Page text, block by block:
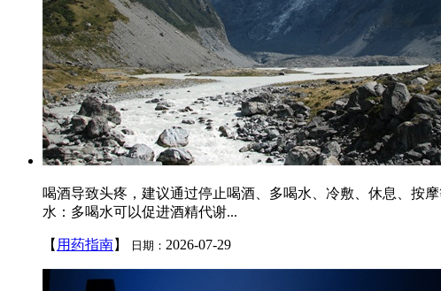
喝酒导致头疼，建议通过停止喝酒、多喝水、冷敷、休息、按
水：多喝水可以促进酒精代谢...
【 用药指南】 日期： 2026-07-29